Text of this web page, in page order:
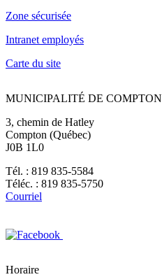
Zone sécurisée
Intranet employés
Carte du site
MUNICIPALITÉ DE COMPTON
3, chemin de Hatley
Compton (Québec)
J0B 1L0
Tél. : 819 835-5584
Téléc. : 819 835-5750
Courriel
Horaire